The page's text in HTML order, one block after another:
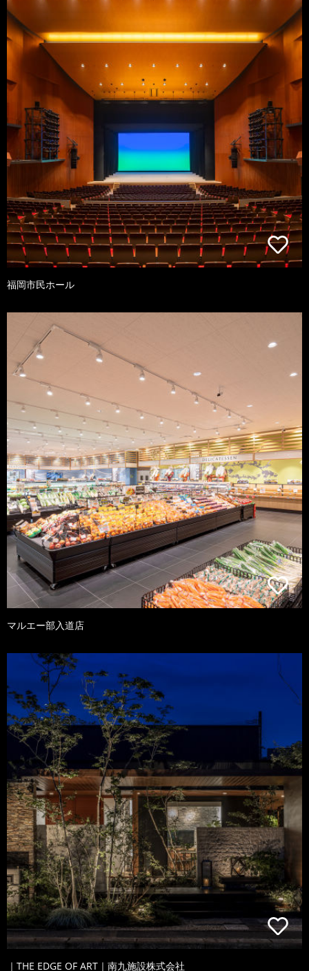
福岡市民ホール
マルエー部入道店
｜THE EDGE OF ART｜南九施設株式会社